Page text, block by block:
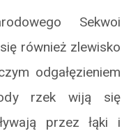
Sekwoi
również zlewisko
odgałęzieniem
rzek wiją się
przez łąki i